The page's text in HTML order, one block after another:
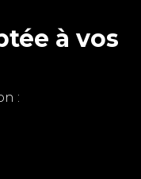
à vos
: